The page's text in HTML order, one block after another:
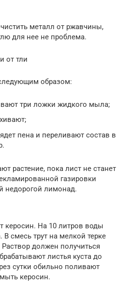
металл от ржавчины,
для нее не проблема.
от тли
образом:
три ложки жидкого мыла;
пена и переливают состав в
растение, пока лист не станет
газировки
недорогой лимонад.
керосин. На 10 литров воды
В смесь трут на мелкой терке
должен получиться
листья куста до
сутки обильно поливают
керосин.